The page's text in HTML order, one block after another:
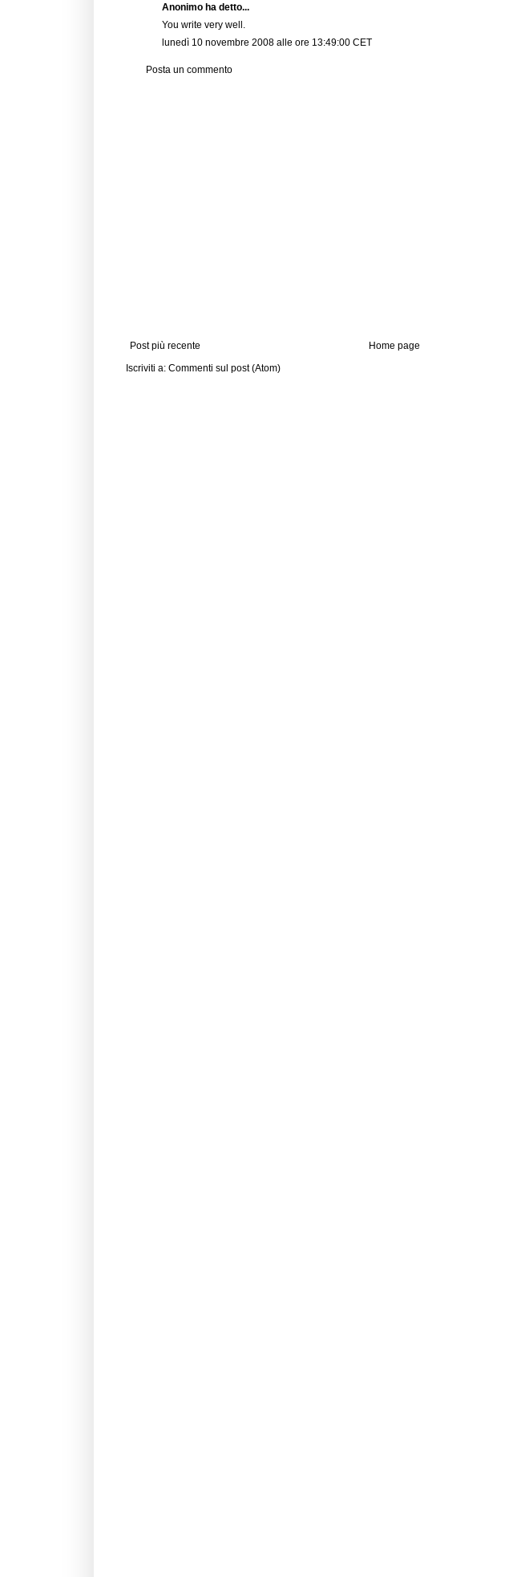
Anonimo ha detto...
You write very well.
lunedì 10 novembre 2008 alle ore 13:49:00 CET
Posta un commento
Post più recente
Home page
Iscriviti a: Commenti sul post (Atom)